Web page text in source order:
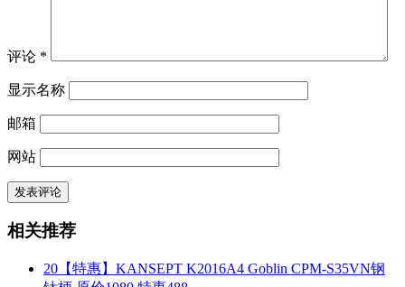
评论 *
显示名称
邮箱
网站
相关推荐
20【特惠】KANSEPT K2016A4 Goblin CPM-S35VN钢